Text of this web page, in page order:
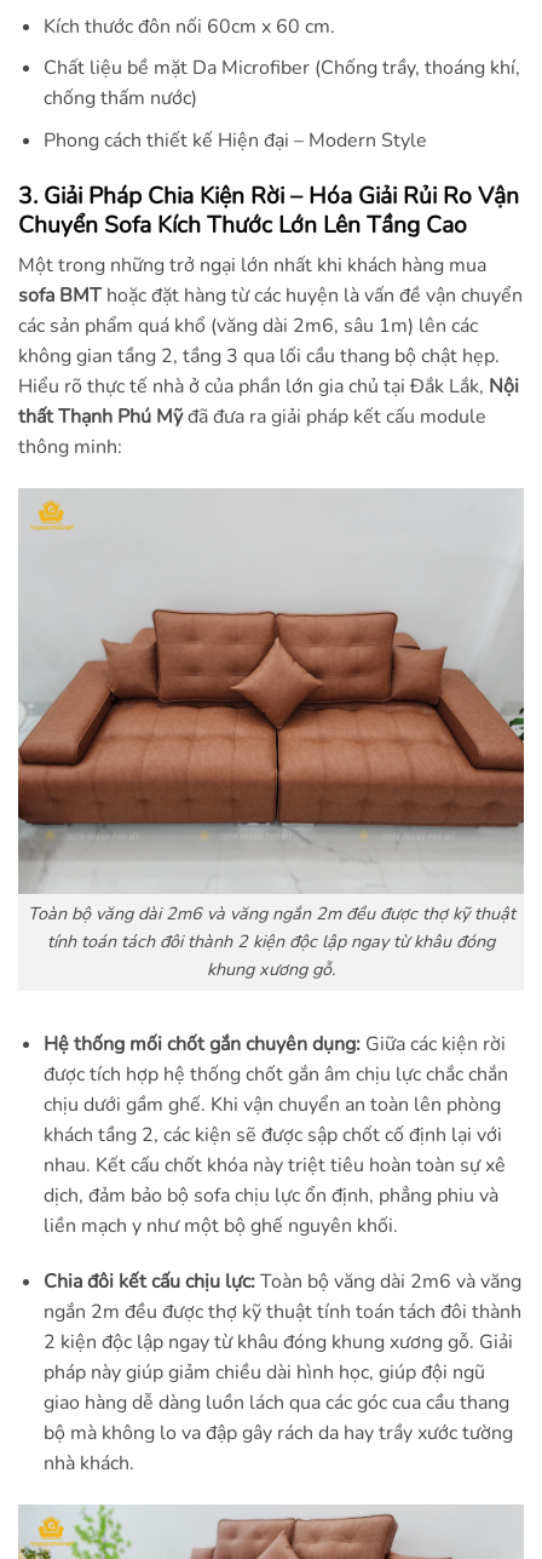
Kích thước đôn nối 60cm x 60 cm.
Chất liệu bề mặt Da Microfiber (Chống trầy, thoáng khí,
chống thấm nước)
Phong cách thiết kế Hiện đại – Modern Style
3. Giải Pháp Chia Kiện Rời – Hóa Giải Rủi Ro Vận
Chuyển Sofa Kích Thước Lớn Lên Tầng Cao
Một trong những trở ngại lớn nhất khi khách hàng mua
sofa BMThoặc đặt hàng từ các huyện là vấn đề vận chuyển
các sản phẩm quá khổ (văng dài 2m6, sâu 1m) lên các
không gian tầng 2, tầng 3 qua lối cầu thang bộ chật hẹp.
Hiểu rõ thực tế nhà ở của phần lớn gia chủ tại Đắk Lắk, Nội
thất Thạnh Phú Mỹđã đưa ra giải pháp kết cấu module
thông minh:
Toàn bộ văng dài 2m6 và văng ngắn 2m đều được thợ kỹ thuật
tính toán tách đôi thành 2 kiện độc lập ngay từ khâu đóng
khung xương gỗ.
Hệ thống mối chốt gắn chuyên dụng:Giữa các kiện rời
được tích hợp hệ thống chốt gắn âm chịu lực chắc chắn
chịu dưới gầm ghế. Khi vận chuyển an toàn lên phòng
khách tầng 2, các kiện sẽ được sập chốt cố định lại với
nhau. Kết cấu chốt khóa này triệt tiêu hoàn toàn sự xê
dịch, đảm bảo bộ sofa chịu lực ổn định, phẳng phiu và
liền mạch y như một bộ ghế nguyên khối.
Chia đôi kết cấu chịu lực:Toàn bộ văng dài 2m6 và văng
ngắn 2m đều được thợ kỹ thuật tính toán tách đôi thành
2 kiện độc lập ngay từ khâu đóng khung xương gỗ. Giải
pháp này giúp giảm chiều dài hình học, giúp đội ngũ
giao hàng dễ dàng luồn lách qua các góc cua cầu thang
bộ mà không lo va đập gây rách da hay trầy xước tường
nhà khách.